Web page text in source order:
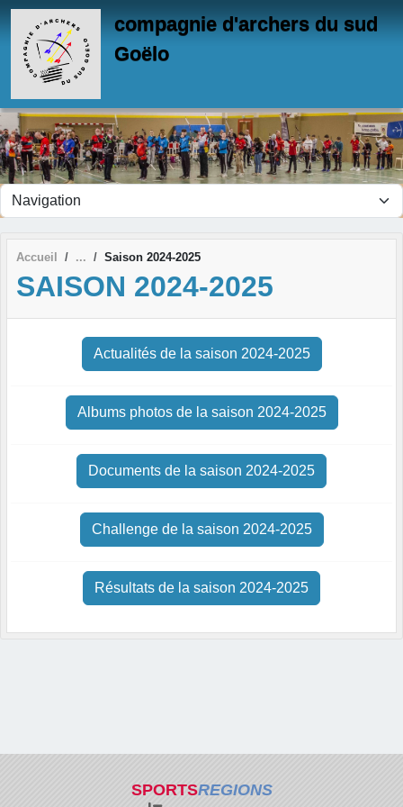
compagnie d'archers du sud
Goëlo
Accueil Saison 2024-2025
SAISON 2024-2025
Actualités de la saison 2024-2025
Albums photos de la saison 2024-2025
Documents de la saison 2024-2025
Challenge de la saison 2024-2025
Résultats de la saison 2024-2025
SPORTSREGIONS
Panneau de gestion des cookies